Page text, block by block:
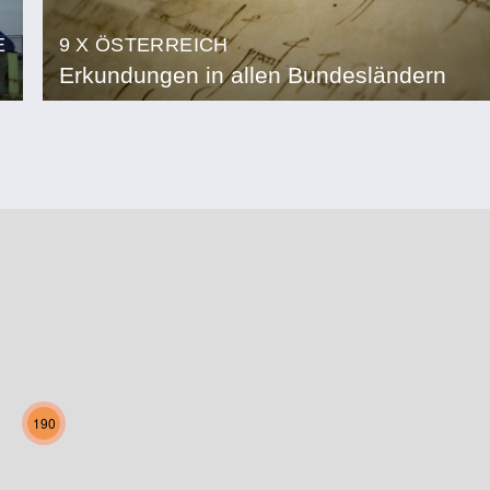
9 X ÖSTERREICH
Erkundungen in allen Bundesländern
190